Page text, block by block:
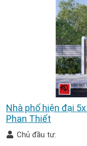
Nhà phố hiện đại
Phan Thiết
Chủ đầu tư: